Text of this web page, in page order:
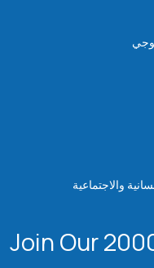
والاجتماعية
Join Our